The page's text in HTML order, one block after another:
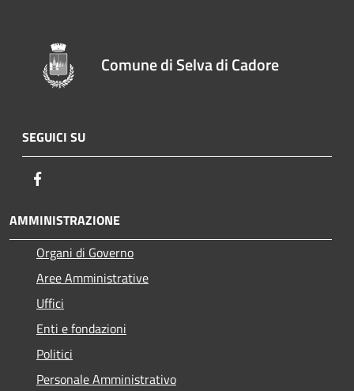
Comune di Selva di Cadore
SEGUICI SU
AMMINISTRAZIONE
Organi di Governo
Aree Amministrative
Uffici
Enti e fondazioni
Politici
Personale Amministrativo